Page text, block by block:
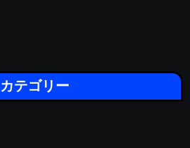
カテゴリー